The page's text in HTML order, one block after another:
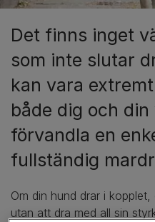
Det finns inget
som inte slutar
kan vara
både dig och
förvandla en
fullständig
Om din hund drar i
utan att dra med all sin